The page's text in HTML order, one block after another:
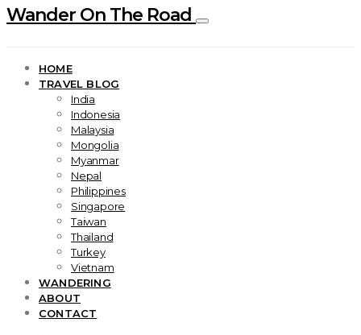
Wander On The Road
HOME
TRAVEL BLOG
India
Indonesia
Malaysia
Mongolia
Myanmar
Nepal
Philippines
Singapore
Taiwan
Thailand
Turkey
Vietnam
WANDERING
ABOUT
CONTACT